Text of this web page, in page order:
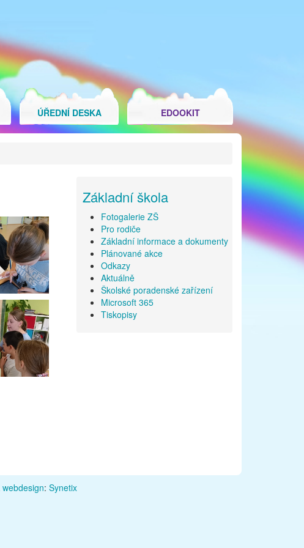
ÚŘEDNÍ DESKA EDOOKIT
Základní škola
Fotogalerie ZŠ
Pro rodiče
Základní informace a dokumenty
Plánované akce
Odkazy
Aktuálně
Školské poradenské zařízení
Microsoft 365
Tiskopisy
webdesign: Synetix